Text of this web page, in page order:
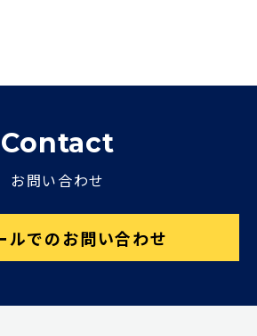
Contact
お問い合わせ
ルでのお問い合わせ